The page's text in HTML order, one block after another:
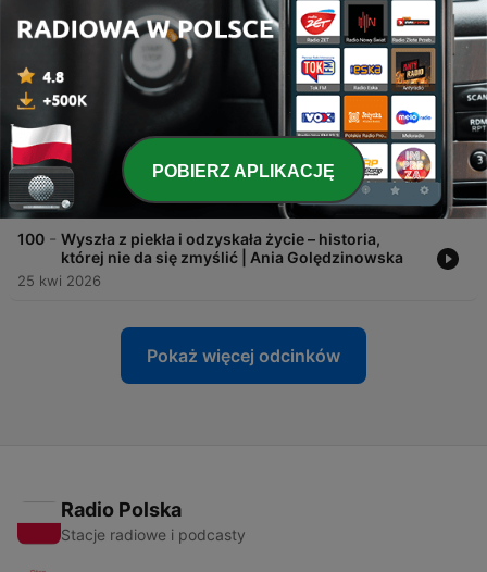
102 - Wielkanoc się kończy… i co dalej? Dlaczego tak
szybko zapominamy o tym, co najważniejsze |
ks. Kacper Nawrot
09 kwi 2026
101 - To zdania, które ranią na lata. Czego nie mówić
do dziecka – nawet „dla jego dobra” | Korina
Bulenda, Ilona Stępniak
30 kwi 2026
100 - Wyszła z piekła i odzyskała życie – historia,
której nie da się zmyślić | Ania Golędzinowska
25 kwi 2026
Pokaż więcej odcinków
Radio Polska
Stacje radiowe i podcasty
POBIERZ APLIKACJĘ